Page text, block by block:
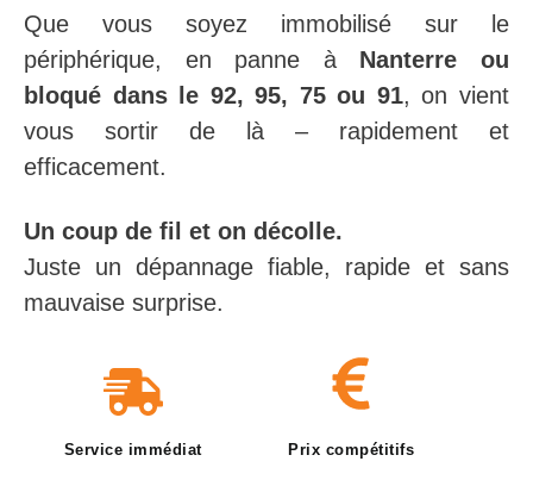
Que vous soyez immobilisé sur le
périphérique, en panne à Nanterre ou
bloqué dans le 92, 95, 75 ou 91, on vient
vous sortir de là – rapidement et
efficacement.
Un coup de fil et on décolle.
Juste un dépannage fiable, rapide et sans
mauvaise surprise.
Service immédiat Prix compétitifs